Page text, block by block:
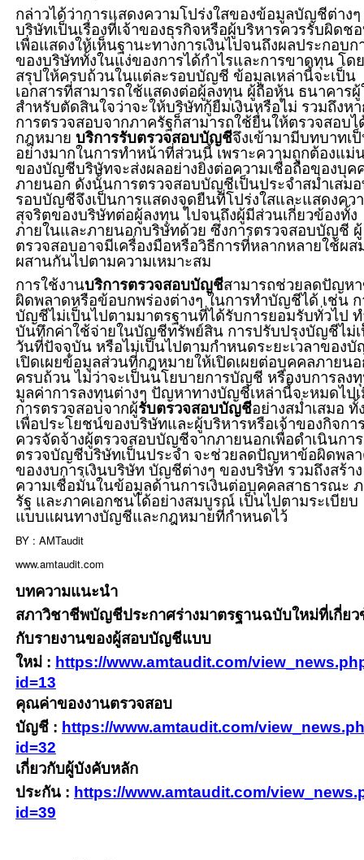
กล่าวได้ว่าการแสดงความโปร่งใสของข้อมูลบัญชีต่าง
บริษัทเป็นเรื่องที่เจ้าของธุรกิจหรือผู้บริหารควรรับผิดช
เพื่อแสดงให้เห็นฐานะทางการเงินไปจนถึงผลประกอบก
ของบริษัททั้งในแง่ของการได้กำไรและการขาดทุน โด
สรุปให้ครบถ้วนในแต่ละรอบบัญชี ข้อมูลเหล่านี้จะเป็น
เอกสารที่สามารถใช้แสดงต่อผู้ลงทุน ผู้ถือหุ้น ธนาคารผู้
สำหรับตัดสินใจว่าจะให้บริษัทกู้ยืมเงินหรือไม่ รวมถึงห
การตรวจสอบจากภาครัฐก็สามารถใช้ยื่นให้ตรวจสอบไ
กฎหมาย บริการรับตรวจสอบบัญชีจึงเข้ามามีบทบาทเ
อย่างมากในการทำหน้าที่ส่วนนี้ เพราะความถูกต้องแม่
ของบัญชีบริษัทจะส่งผลอย่างยิ่งต่อความเชื่อถือของบุค
ภายนอก ดังนั้นการตรวจสอบบัญชีเป็นประจำสม่ำเสม
รอบบัญชีจึงเป็นการแสดงจุดยืนที่โปร่งใสและแสดงคว
สุจริตของบริษัทต่อผู้ลงทุน ไปจนถึงผู้มีส่วนเกี่ยวข้องทั้ง
ภายในและภายนอกบริษัทด้วย ซึ่งการตรวจสอบบัญชี ผู้
ตรวจสอบอาจมีเครื่องมือหรือวิธีการที่หลากหลายใช้ผส
ผสานกันไปตามความเหมาะสม
การใช้งานบริการตรวจสอบบัญชีสามารถช่วยลดปัญห
ผิดพลาดหรือข้อบกพร่องต่างๆ ในการทำบัญชีได้ เช่น ก
บัญชีไม่เป็นไปตามมาตรฐานที่ได้รับการยอมรับทั่วไป
บันทึกค่าใช้จ่ายในบัญชีทรัพย์สิน การปรับปรุงบัญชีไม่
วันที่ปัจจุบัน หรือไม่เป็นไปตามกำหนดระยะเวลาของ
เปิดเผยข้อมูลส่วนที่กฎหมายให้เปิดเผยต่อบุคคลภายน
ครบถ้วน ไม่ว่าจะเป็นนโยบายการบัญชี หรืองบการลง
มูลค่าการลงทุนต่างๆ ปัญหาทางบัญชีเหล่านี้จะหมดไป
การตรวจสอบจากผู้รับตรวจสอบบัญชีอย่างสม่ำเสมอ ทั้
เพื่อประโยชน์ของบริษัทและผู้บริหารหรือเจ้าของกิจกา
ควรจัดจ้างผู้ตรวจสอบบัญชีจากภายนอกเพื่อดำเนินการ
ตรวจบัญชีบริษัทเป็นประจำ จะช่วยลดปัญหาข้อผิดพล
ของงบการเงินบริษัท บัญชีต่างๆ ของบริษัท รวมถึงสร้าง
ความเชื่อมั่นในข้อมูลด้านการเงินต่อบุคคลสาธารณะ
รัฐ และภาคเอกชนได้อย่างสมบูรณ์ เป็นไปตามระเบียบ
แบบแผนทางบัญชีและกฎหมายที่กำหนดไว้
BY : AMTaudit
www.amtaudit.com
บทความแนะนำ
สภาวิชาชีพบัญชีประกาศร่างมาตรฐานฉบับใหม่ที่เกี่ยว
กับรายงานของผู้สอบบัญชีแบบ
ใหม่ : https://www.amtaudit.com/
id=13
คุณค่าของงานตรวจสอบ
บัญชี : https://www.amtaudit.com/
id=32
เกี่ยวกับผู้บังคับหลัก
ประกัน : https://www.amtaudit.com/
id=39